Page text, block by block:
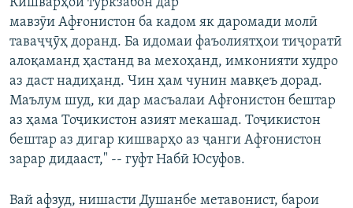
мавзӯи Афғонистон ба кадом як даромади молӣ
таваҷҷӯҳ доранд. Ба идомаи фаъолиятҳои тиҷоратӣ
алоқаманд ҳастанд ва мехоҳанд, имконияти худро
аз даст надиҳанд. Чин ҳам чунин мавқеъ дорад.
Маълум шуд, ки дар масъалаи Афғонистон бештар
аз ҳама Тоҷикистон азият мекашад. Тоҷикистон
бештар аз дигар кишварҳо аз ҷанги Афғонистон
зарар дидааст," -- гуфт Набӣ Юсуфов.
Вай афзуд, нишасти Душанбе метавонист, барои